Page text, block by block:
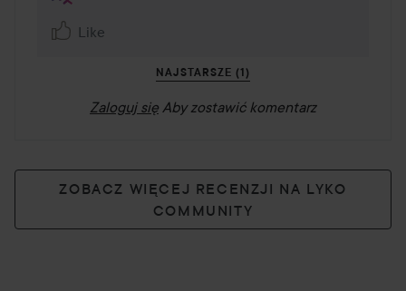
Like
NAJSTARSZE (1)
Zaloguj się Aby zostawić komentarz
ZOBACZ WIĘCEJ RECENZJI NA LYKO
COMMUNITY